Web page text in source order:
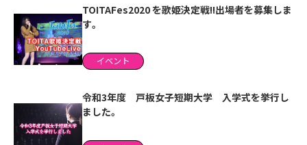
TOITAFes2020 を歌姫決定戦!!出場者を募集しま
す。
イベント
令和3年度 戸板女子短期大学 入学式を挙行し
ました。